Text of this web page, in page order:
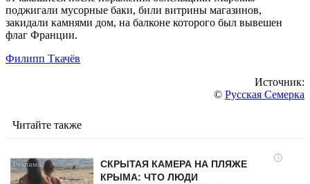
поджигали мусорные баки, били витрины магазинов,
закидали камнями дом, на балконе которого был вывешен
флаг Франции.
Филипп Ткачёв
Источник:
© Русская Семерка
Читайте также
i
СКРЫТАЯ КАМЕРА НА ПЛЯЖЕ
КРЫМА: ЧТО ЛЮДИ